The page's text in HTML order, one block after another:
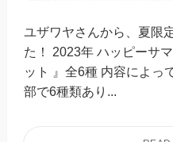
ユザワヤさんから、夏限
た！ 2023年 ハッピーサ
ット 』全6種 内容によっ
部で6種類あり...